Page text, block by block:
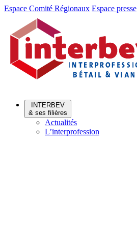
Aller
Aller
contenu
Espace Comité Régionaux Espace presse
INTERBEV
& ses filières
Actualités
L’interprofession